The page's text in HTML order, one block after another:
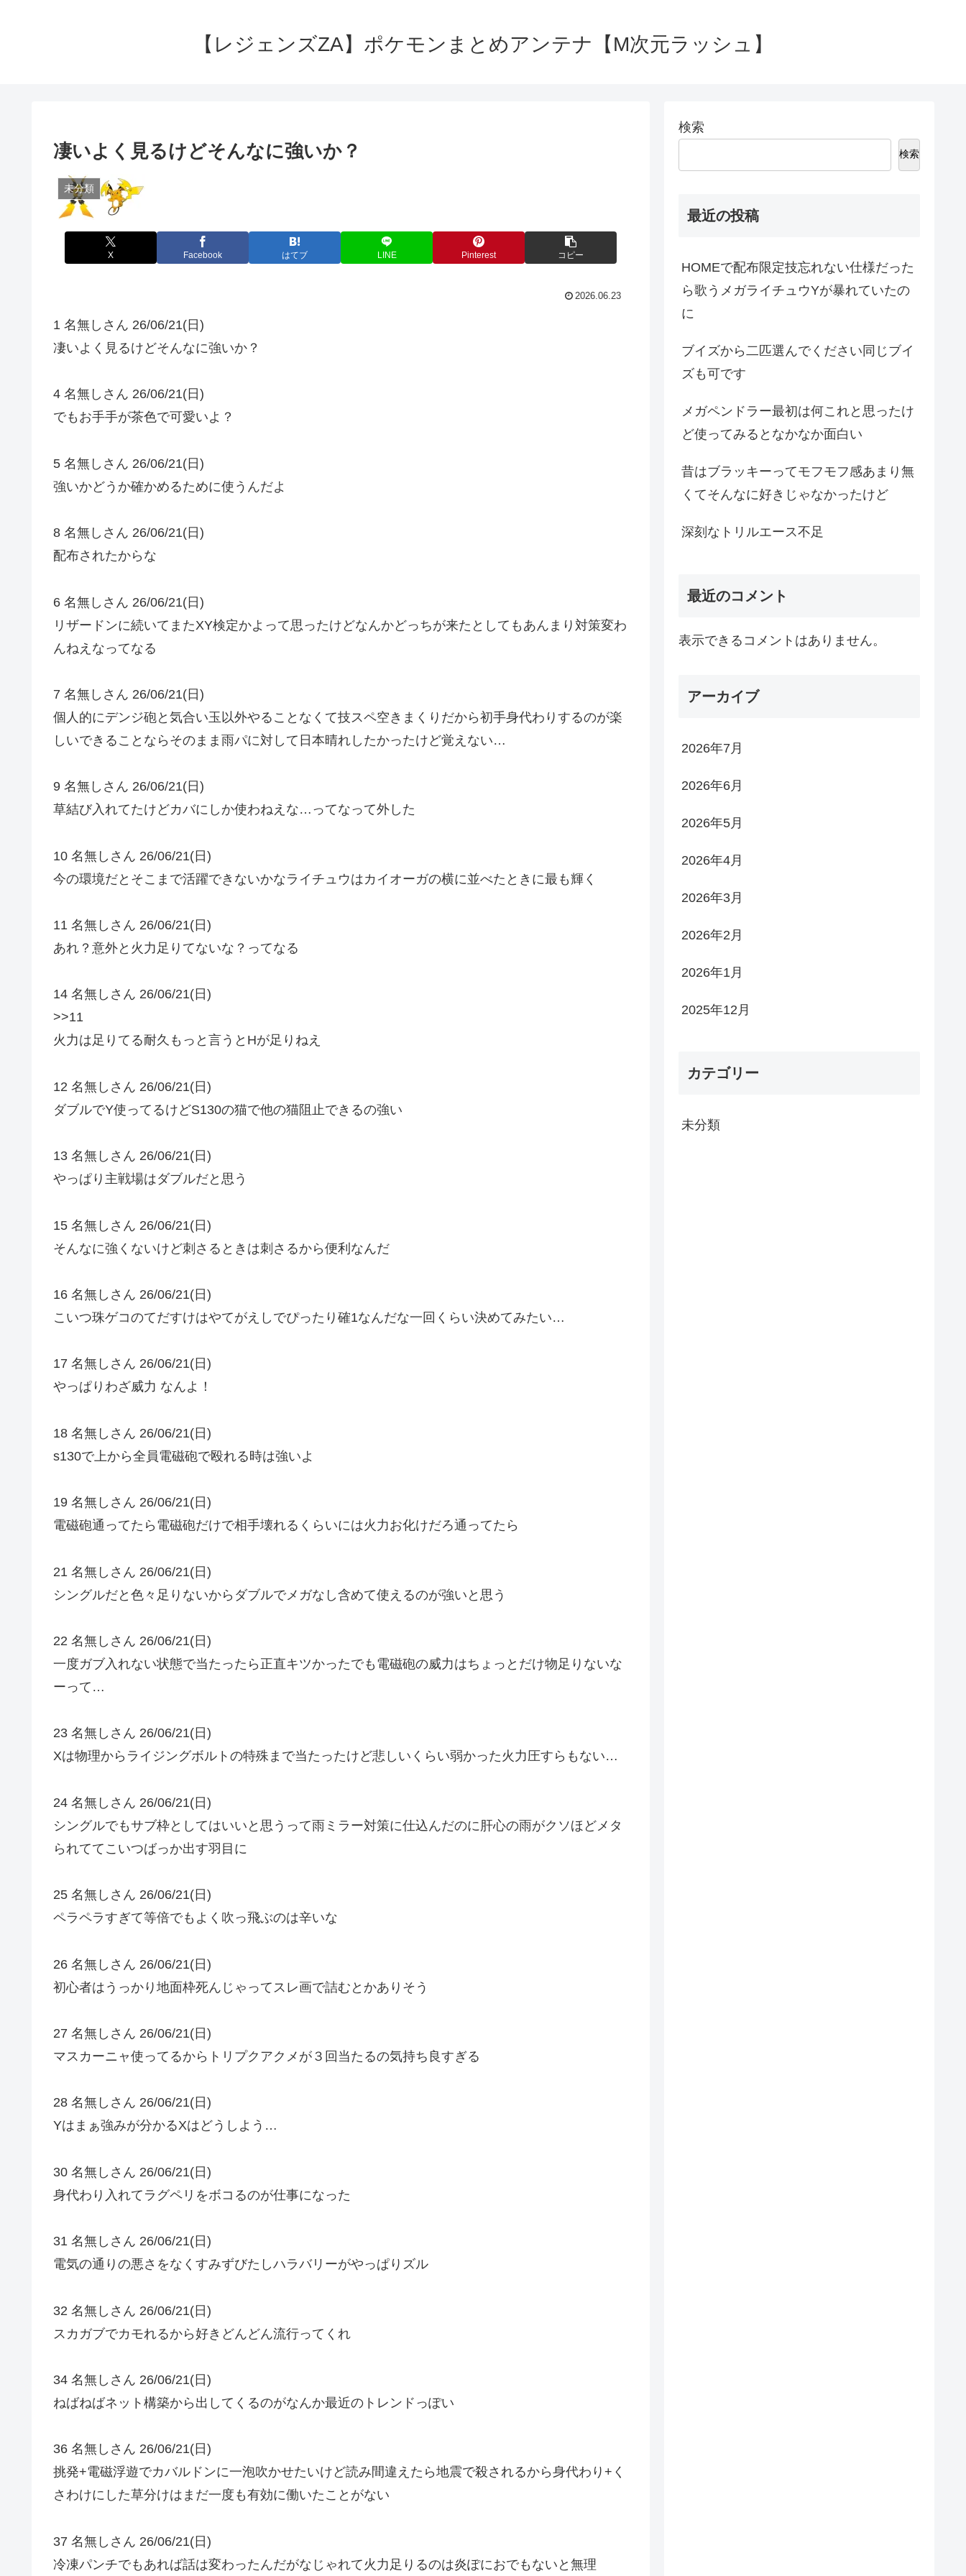
【レジェンズZA】ポケモンまとめアンテナ【M次元ラッシュ】
凄いよく見るけどそんなに強いか？
未分類
X Facebook はてブ LINE Pinterest コピー
2026.06.23
1 名無しさん 26/06/21(日)
凄いよく見るけどそんなに強いか？
4 名無しさん 26/06/21(日)
でもお手手が茶色で可愛いよ？
5 名無しさん 26/06/21(日)
強いかどうか確かめるために使うんだよ
8 名無しさん 26/06/21(日)
配布されたからな
6 名無しさん 26/06/21(日)
リザードンに続いてまたXY検定かよって思ったけどなんかどっちが来たとしてもあんまり対策変わ
んねえなってなる
7 名無しさん 26/06/21(日)
個人的にデンジ砲と気合い玉以外やることなくて技スペ空きまくりだから初手身代わりするのが楽
しいできることならそのまま雨パに対して日本晴れしたかったけど覚えない…
9 名無しさん 26/06/21(日)
草結び入れてたけどカバにしか使わねえな…ってなって外した
10 名無しさん 26/06/21(日)
今の環境だとそこまで活躍できないかなライチュウはカイオーガの横に並べたときに最も輝く
11 名無しさん 26/06/21(日)
あれ？意外と火力足りてないな？ってなる
14 名無しさん 26/06/21(日)
>>11
火力は足りてる耐久もっと言うとHが足りねえ
12 名無しさん 26/06/21(日)
ダブルでY使ってるけどS130の猫で他の猫阻止できるの強い
13 名無しさん 26/06/21(日)
やっぱり主戦場はダブルだと思う
15 名無しさん 26/06/21(日)
そんなに強くないけど刺さるときは刺さるから便利なんだ
16 名無しさん 26/06/21(日)
こいつ珠ゲコのてだすけはやてがえしでぴったり確1なんだな一回くらい決めてみたい…
17 名無しさん 26/06/21(日)
やっぱりわざ威力 なんよ！
18 名無しさん 26/06/21(日)
s130で上から全員電磁砲で殴れる時は強いよ
19 名無しさん 26/06/21(日)
電磁砲通ってたら電磁砲だけで相手壊れるくらいには火力お化けだろ通ってたら
21 名無しさん 26/06/21(日)
シングルだと色々足りないからダブルでメガなし含めて使えるのが強いと思う
22 名無しさん 26/06/21(日)
一度ガブ入れない状態で当たったら正直キツかったでも電磁砲の威力はちょっとだけ物足りないな
ーって…
23 名無しさん 26/06/21(日)
Xは物理からライジングボルトの特殊まで当たったけど悲しいくらい弱かった火力圧すらもない…
24 名無しさん 26/06/21(日)
シングルでもサブ枠としてはいいと思うって雨ミラー対策に仕込んだのに肝心の雨がクソほどメタ
られててこいつばっか出す羽目に
25 名無しさん 26/06/21(日)
ペラペラすぎて等倍でもよく吹っ飛ぶのは辛いな
26 名無しさん 26/06/21(日)
初心者はうっかり地面枠死んじゃってスレ画で詰むとかありそう
27 名無しさん 26/06/21(日)
マスカーニャ使ってるからトリプクアクメが３回当たるの気持ち良すぎる
28 名無しさん 26/06/21(日)
Yはまぁ強みが分かるXはどうしよう…
30 名無しさん 26/06/21(日)
身代わり入れてラグペリをボコるのが仕事になった
31 名無しさん 26/06/21(日)
電気の通りの悪さをなくすみずびたしハラバリーがやっぱりズル
32 名無しさん 26/06/21(日)
スカガブでカモれるから好きどんどん流行ってくれ
34 名無しさん 26/06/21(日)
ねばねばネット構築から出してくるのがなんか最近のトレンドっぽい
36 名無しさん 26/06/21(日)
挑発+電磁浮遊でカバルドンに一泡吹かせたいけど読み間違えたら地震で殺されるから身代わり+く
さわけにした草分けはまだ一度も有効に働いたことがない
37 名無しさん 26/06/21(日)
冷凍パンチでもあれば話は変わったんだがなじゃれて火力足りるのは炎ぽにおでもないと無理
検索
検索
最近の投稿
HOMEで配布限定技忘れない仕様だった
ら歌うメガライチュウYが暴れていたの
に
ブイズから二匹選んでください同じブイ
ズも可です
メガペンドラー最初は何これと思ったけ
ど使ってみるとなかなか面白い
昔はブラッキーってモフモフ感あまり無
くてそんなに好きじゃなかったけど
深刻なトリルエース不足
最近のコメント
表示できるコメントはありません。
アーカイブ
2026年7月
2026年6月
2026年5月
2026年4月
2026年3月
2026年2月
2026年1月
2025年12月
カテゴリー
未分類